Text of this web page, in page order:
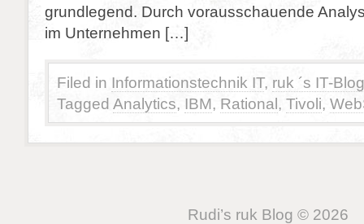
grundlegend. Durch vorausschauende
im Unternehmen […]
Filed in Informationstechnik IT, ruk ´s IT-Blog
Tagged Analytics, IBM, Rational, Tivoli,
Rudi’s ruk Blog © 2026